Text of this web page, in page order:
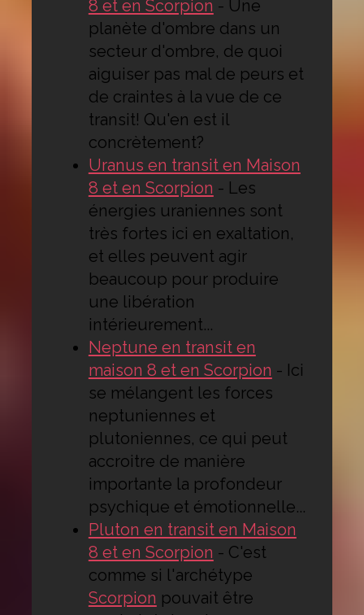
8 et en Scorpion - Une
planète d'ombre dans un
secteur d'ombre, de quoi
aiguiser pas mal de peurs et
de craintes à la vue de ce
transit! Qu'en est il
concrètement?
Uranus en transit en Maison
8 et en Scorpion - Les
énergies uraniennes sont
très fortes ici en exaltation,
et elles peuvent agir
beaucoup pour produire
une libération
intérieurement...
Neptune en transit en
maison 8 et en Scorpion - Ici
se mélangent les forces
neptuniennes et
plutoniennes, ce qui peut
accroitre de manière
importante la profondeur
psychique et émotionnelle...
Pluton en transit en Maison
8 et en Scorpion - C'est
comme si l'archétype
Scorpion pouvait être